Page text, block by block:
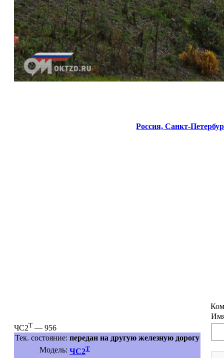
Россия, Санкт-
ЧС2Т — 956
Тек. состояние: передан на другую железную дорогу
Модель: ЧС2Т